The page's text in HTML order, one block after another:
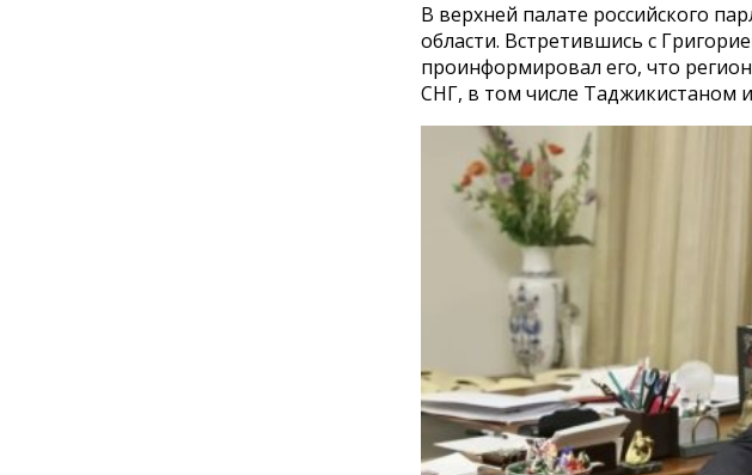
В верхней палате российского
области. Встретившись с
проинформировал его, что
СНГ, в том числе Таджикистаном